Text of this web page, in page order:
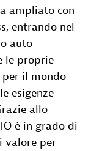
ampliato con
entrando nel
auto
le proprie
per il mondo
esigenze
allo
è in grado di
valore per